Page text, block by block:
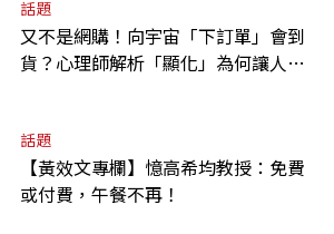
話題
又不是網購！向宇宙「下訂單」會到
貨？心理師解析「顯化」為何讓人無
話題
【黃效文專欄】憶高希均教授：免費
或付費，午餐不再！